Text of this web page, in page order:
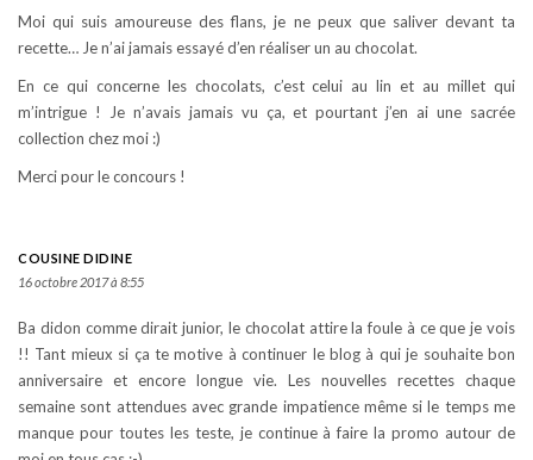
Moi qui suis amoureuse des flans, je ne peux que saliver devant ta
recette… Je n’ai jamais essayé d’en réaliser un au chocolat.
En ce qui concerne les chocolats, c’est celui au lin et au millet qui
m’intrigue ! Je n’avais jamais vu ça, et pourtant j’en ai une sacrée
collection chez moi :)
Merci pour le concours !
COUSINE DIDINE
16 octobre 2017 à 8:55
Ba didon comme dirait junior, le chocolat attire la foule à ce que je vois
!! Tant mieux si ça te motive à continuer le blog à qui je souhaite bon
anniversaire et encore longue vie. Les nouvelles recettes chaque
semaine sont attendues avec grande impatience même si le temps me
manque pour toutes les teste, je continue à faire la promo autour de